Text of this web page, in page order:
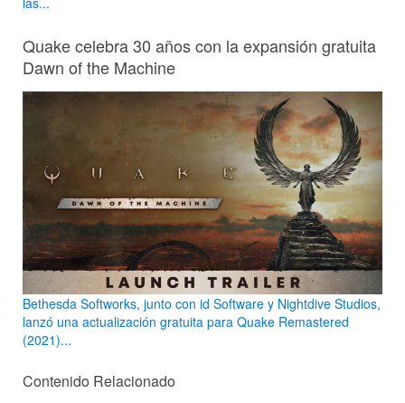
Quake celebra 30 años con la expansión gratuita
Dawn of the Machine
Bethesda Softworks, junto con id Software y Nightdive Studios,
lanzó una actualización gratuita para Quake Remastered
(2021)...
Contenido Relacionado